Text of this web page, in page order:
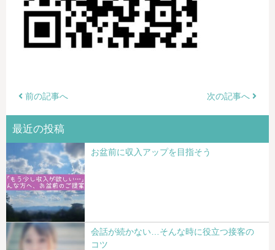
前の記事へ 次の記事へ
最近の投稿
お盆前に収入アップを目指そう
会話が続かない…そんな時に役立つ接客の
コツ